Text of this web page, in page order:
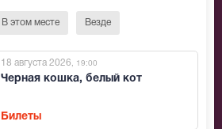
В этом месте Везде
Черная кошка, белый кот
18 августа 2026 , 19:00
Билеты